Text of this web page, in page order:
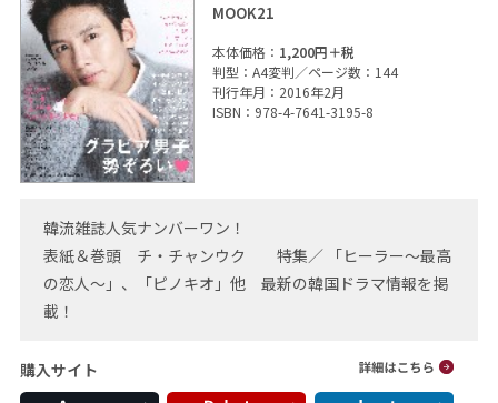
MOOK21
本体価格： 1,200円＋税
判型：A4変判／ページ数：144
刊行年月：2016年2月
ISBN：978-4-7641-3195-8
韓流雑誌人気ナンバーワン！
表紙＆巻頭 チ・チャンウク 特集／ 「ヒーラー～最高
の恋人～」、「ピノキオ」他 最新の韓国ドラマ情報を掲
載！
購入サイト